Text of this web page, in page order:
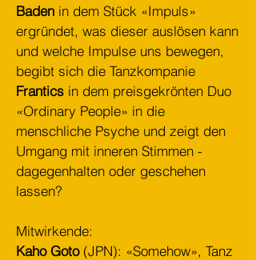
Baden in dem Stück «Impuls»
ergründet, was dieser auslösen kann
und welche Impulse uns bewegen,
begibt sich die Tanzkompanie
Frantics in dem preisgekrönten Duo
«Ordinary People» in die
menschliche Psyche und zeigt den
Umgang mit inneren Stimmen -
dagegenhalten oder geschehen
lassen?
Mitwirkende:
Kaho Goto(JPN): «Somehow», Tanz